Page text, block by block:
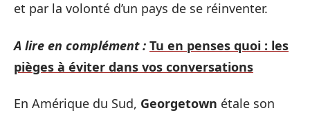
et par la volonté d’un pays de se réinventer.
A lire en complément : Tu en penses quoi : les
pièges à éviter dans vos conversations
En Amérique du Sud, Georgetown étale son